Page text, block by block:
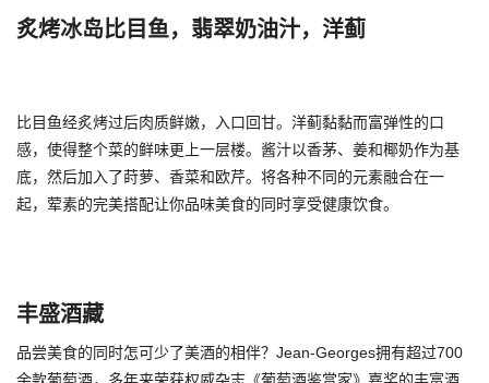
炙烤冰岛比目鱼，翡翠奶油汁，洋蓟
比目鱼经炙烤过后肉质鲜嫩，入口回甘。洋蓟黏黏而富弹性的口
感，使得整个菜的鲜味更上一层楼。酱汁以香茅、姜和椰奶作为基
底，然后加入了莳萝、香菜和欧芹。将各种不同的元素融合在一
起，荤素的完美搭配让你品味美食的同时享受健康饮食。
丰盛酒藏
品尝美食的同时怎可少了美酒的相伴？Jean-Georges拥有超过700